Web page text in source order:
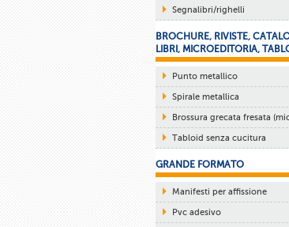
Segnalibri/righelli
BROCHURE, RIVISTE,
LIBRI, MICROEDITORIA,
Punto metallico
Spirale metallica
Brossura grecata fresata
Tabloid senza cucitura
GRANDE FORMATO
Manifesti per affissione
Pvc adesivo